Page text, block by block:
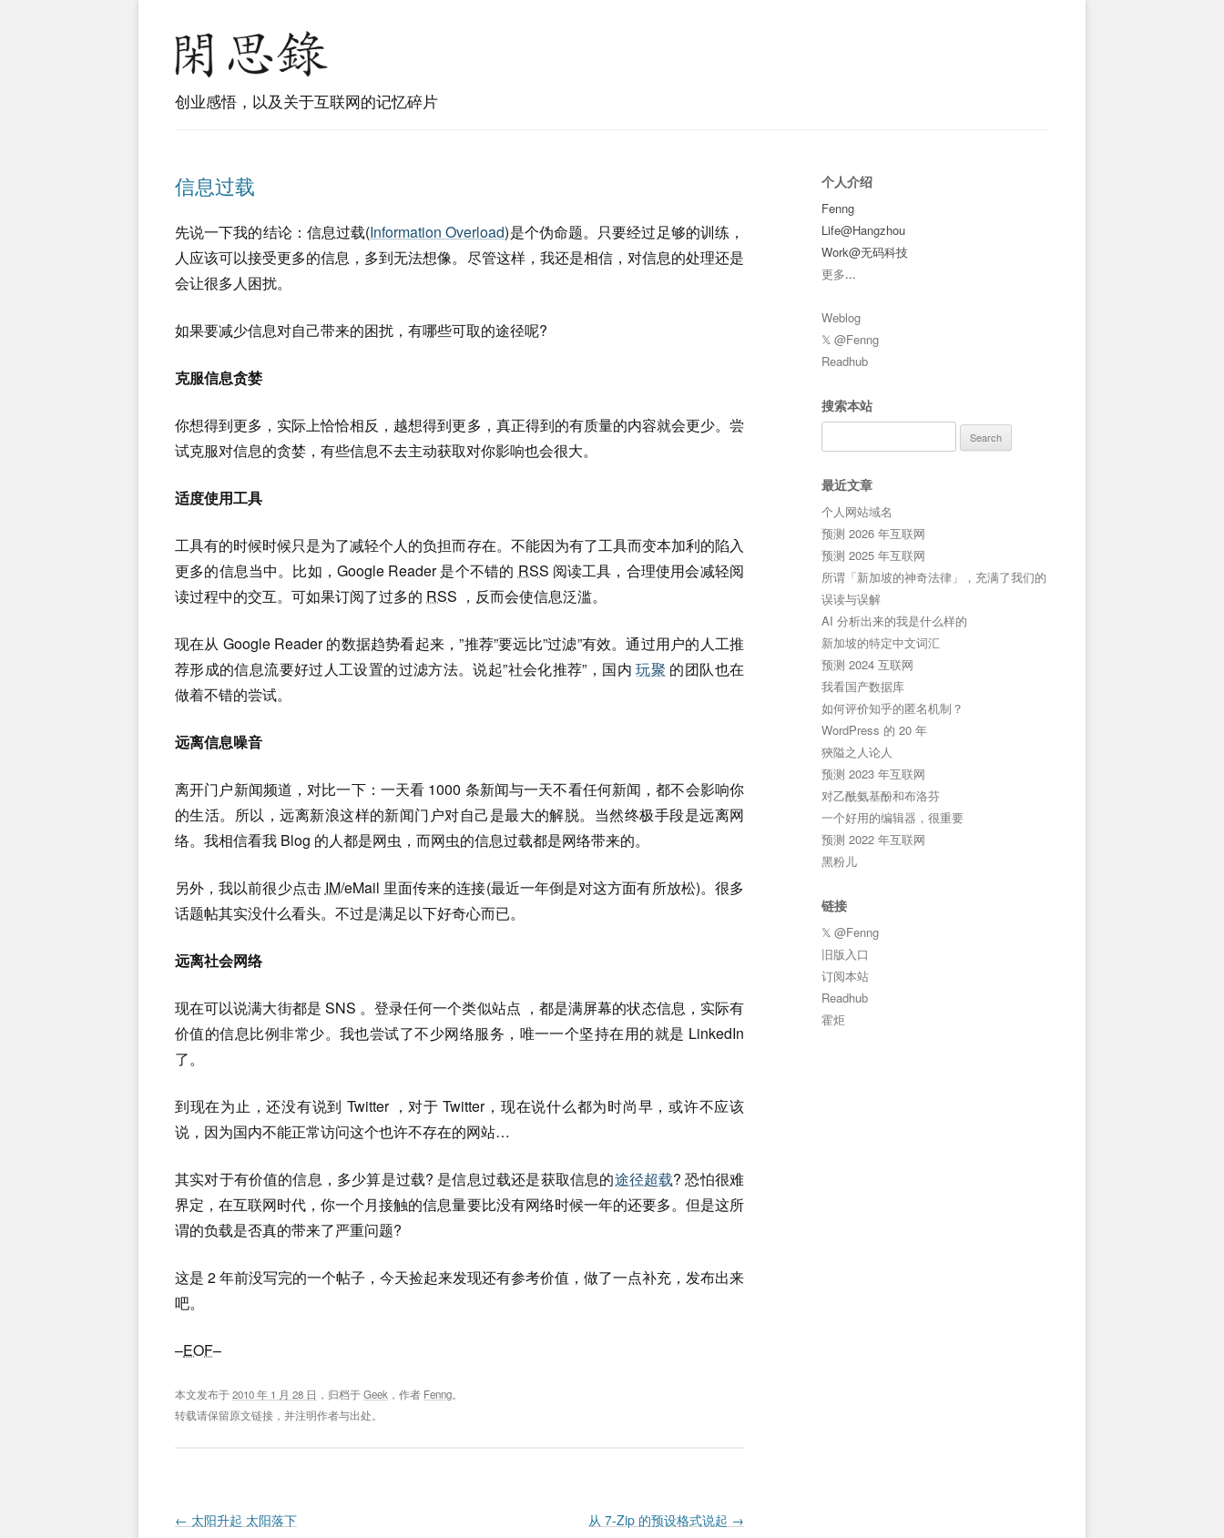
创业感悟，以及关于互联网的记忆碎片
信息过载
先说一下我的结论：信息过载(Information Overload)是个伪命题。只要经过足够的训练，
人应该可以接受更多的信息，多到无法想像。尽管这样，我还是相信，对信息的处理还是
会让很多人困扰。
如果要减少信息对自己带来的困扰，有哪些可取的途径呢?
克服信息贪婪
你想得到更多，实际上恰恰相反，越想得到更多，真正得到的有质量的内容就会更少。尝
试克服对信息的贪婪，有些信息不去主动获取对你影响也会很大。
适度使用工具
工具有的时候时候只是为了减轻个人的负担而存在。不能因为有了工具而变本加利的陷入
更多的信息当中。比如，Google Reader 是个不错的 RSS 阅读工具，合理使用会减轻阅
读过程中的交互。可如果订阅了过多的 RSS ，反而会使信息泛滥。
现在从 Google Reader 的数据趋势看起来，”推荐”要远比”过滤”有效。通过用户的人工推
荐形成的信息流要好过人工设置的过滤方法。说起”社会化推荐”，国内玩聚 的团队也在
做着不错的尝试。
远离信息噪音
离开门户新闻频道，对比一下：一天看 1000 条新闻与一天不看任何新闻，都不会影响你
的生活。所以，远离新浪这样的新闻门户对自己是最大的解脱。当然终极手段是远离网
络。我相信看我 Blog 的人都是网虫，而网虫的信息过载都是网络带来的。
另外，我以前很少点击 IM/eMail 里面传来的连接(最近一年倒是对这方面有所放松)。很多
话题帖其实没什么看头。不过是满足以下好奇心而已。
远离社会网络
现在可以说满大街都是 SNS 。登录任何一个类似站点 ，都是满屏幕的状态信息，实际有
价值的信息比例非常少。我也尝试了不少网络服务，唯一一个坚持在用的就是 LinkedIn
了。
到现在为止，还没有说到 Twitter ，对于 Twitter，现在说什么都为时尚早，或许不应该
说，因为国内不能正常访问这个也许不存在的网站…
其实对于有价值的信息，多少算是过载? 是信息过载还是获取信息的途径超载? 恐怕很难
界定，在互联网时代，你一个月接触的信息量要比没有网络时候一年的还要多。但是这所
谓的负载是否真的带来了严重问题?
这是 2 年前没写完的一个帖子，今天捡起来发现还有参考价值，做了一点补充，发布出来
吧。
–EOF–
本文发布于2010 年 1 月 28 日 ，归档于Geek ，作者 Fenng。
转载请保留原文链接，并注明作者与出处。
Post navigation
← 太阳升起 太阳落下 从 7-Zip 的预设格式说起 →
个人介绍
Fenng
Life@Hangzhou
Work@无码科技
更多...
Weblog
𝕏 @Fenng
Readhub
搜索本站
for:
最近文章
个人网站域名
预测 2026 年互联网
预测 2025 年互联网
所谓「新加坡的神奇法律」，充满了我们的
误读与误解
AI 分析出来的我是什么样的
新加坡的特定中文词汇
预测 2024 互联网
我看国产数据库
如何评价知乎的匿名机制？
WordPress 的 20 年
狹隘之人论人
预测 2023 年互联网
对乙酰氨基酚和布洛芬
一个好用的编辑器，很重要
预测 2022 年互联网
黑粉儿
链接
𝕏 @Fenng
旧版入口
订阅本站
Readhub
霍炬